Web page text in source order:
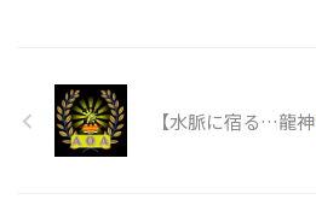
【水脈に宿る…龍神